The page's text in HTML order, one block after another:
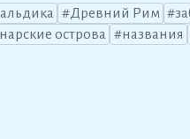
Древний Рим
острова названия